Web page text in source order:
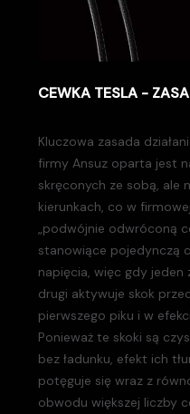
CEWKA TESLA -
Kluczowa zasada
firmy Ansuz oparta jest
skręconych ze sobą, ale
kierunkach, co w
„podwójnie odwróconą
stanowiące pojedynczą
napięcia, więc gdy jeden
drugi aktywuje skok
pierwszego piku i w
Ponieważ te skoki są
bez ładunku, efekt ich
potęguje się wraz z
obwodu większej liczby